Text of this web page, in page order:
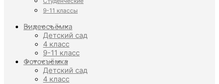
9-11 классы
Видеосъёмка
Детский сад
4 класс
9-11 класс
Фотосъёмка
Детский сад
4 класс